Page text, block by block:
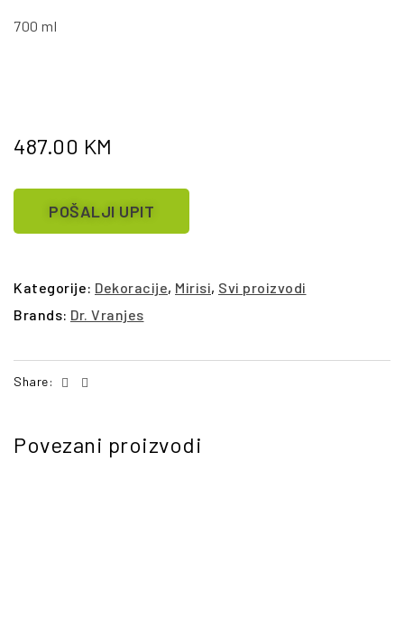
700 ml
487.00 KM
POŠALJI UPIT
Kategorije: Dekoracije, Mirisi, Svi proizvodi
Brands: Dr. Vranjes
Share: Facebook
Povezani proizvodi